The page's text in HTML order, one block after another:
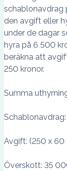
schablonavdrag
den avgift eller
under de dagar
hyra på 6 500
beräkna att
250 kronor.
Summa
Avgift: (250 x 60
Överskott: 35